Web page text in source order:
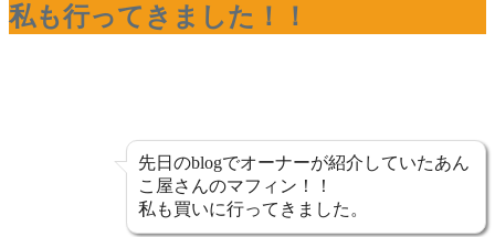
私も行ってきました！！
先日のblogでオーナーが紹介していたあん
こ屋さんのマフィン！！
私も買いに行ってきました。